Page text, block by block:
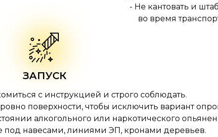
ЗАПУСК
с инструкцией и строго соблюдать.
поверхности, чтобы исключить вариант
алкогольного или наркотического
под навесами, линиями ЭП, кронами деревьев.
- Не кантовать и
во время